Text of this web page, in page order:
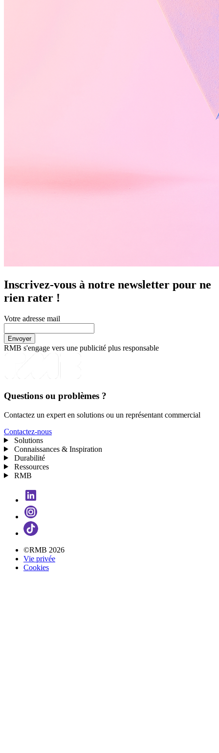
Inscrivez-vous à notre newsletter pour ne
rien rater !
Votre adresse mail
RMB s'engage vers une publicité plus responsable
Questions ou problèmes ?
Contactez un expert en solutions ou un représentant commercial
Contactez-nous
Solutions
Connaissances & Inspiration
Durabilité
Ressources
RMB
©RMB 2026
Vie privée
Cookies